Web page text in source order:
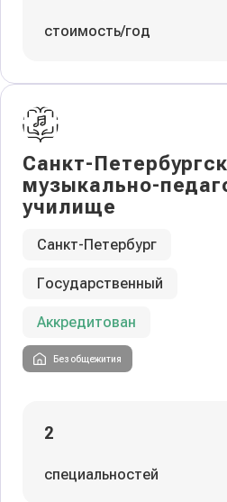
стоимость/год
Санкт-
музыкально-
училище
Санкт-Петербург
Государственный
Аккредитован
Без общежития
2
специальностей